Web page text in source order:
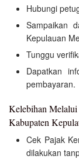
Hubungi
Sampaikan
Kepulauan
Tunggu
Dapatkan
pembayaran.
Kelebihan Melalui
Kabupaten
Cek Pajak
dilakukan